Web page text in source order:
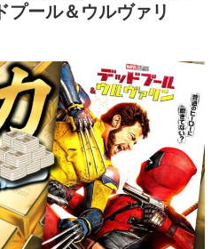
プール＆ウルヴァリ